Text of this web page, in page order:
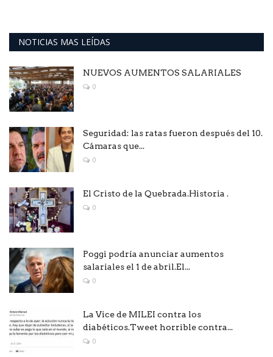
NOTICIAS MAS LEÍDAS
NUEVOS AUMENTOS SALARIALES
0
Seguridad: las ratas fueron después del 10.
Cámaras que...
0
El Cristo de la Quebrada.Historia .
0
Poggi podría anunciar aumentos
salariales el 1 de abril.El...
0
La Vice de MILEI contra los
diabéticos.Tweet horrible contra...
0